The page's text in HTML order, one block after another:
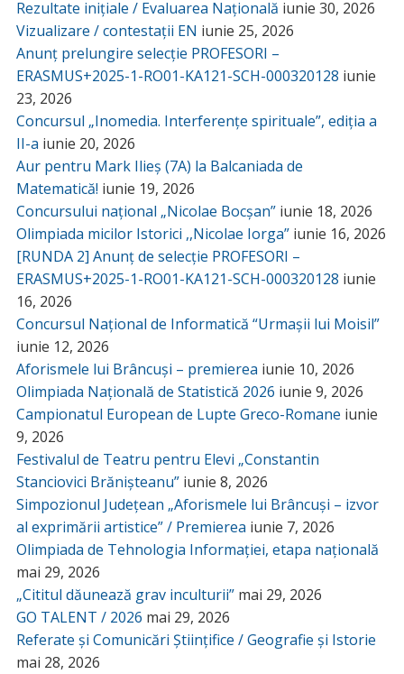
Rezultate inițiale / Evaluarea Națională iunie 30, 2026
Vizualizare / contestații EN iunie 25, 2026
Anunț prelungire selecție PROFESORI –
ERASMUS+2025-1-RO01-KA121-SCH-000320128 iunie
23, 2026
Concursul „Inomedia. Interferențe spirituale”, ediția a
II-a iunie 20, 2026
Aur pentru Mark Ilieș (7A) la Balcaniada de
Matematică! iunie 19, 2026
Concursului național „Nicolae Bocșan” iunie 18, 2026
Olimpiada micilor Istorici ,,Nicolae Iorga” iunie 16, 2026
[RUNDA 2] Anunț de selecție PROFESORI –
ERASMUS+2025-1-RO01-KA121-SCH-000320128 iunie
16, 2026
Concursul Național de Informatică “Urmașii lui Moisil”
iunie 12, 2026
Aforismele lui Brâncuși – premierea iunie 10, 2026
Olimpiada Națională de Statistică 2026 iunie 9, 2026
Campionatul European de Lupte Greco-Romane iunie
9, 2026
Festivalul de Teatru pentru Elevi „Constantin
Stanciovici Brănișteanu” iunie 8, 2026
Simpozionul Județean „Aforismele lui Brâncuși – izvor
al exprimării artistice” / Premierea iunie 7, 2026
Olimpiada de Tehnologia Informației, etapa națională
mai 29, 2026
„Cititul dăunează grav inculturii” mai 29, 2026
GO TALENT / 2026 mai 29, 2026
Referate și Comunicări Științifice / Geografie și Istorie
mai 28, 2026